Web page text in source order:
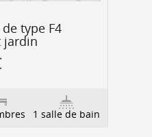
type F4
jardin
1 salle de bain